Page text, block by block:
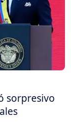
sorpresivo